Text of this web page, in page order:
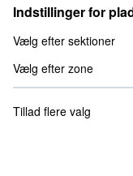
Indstillinger for
Vælg efter sektioner
Vælg efter zone
Tillad flere valg